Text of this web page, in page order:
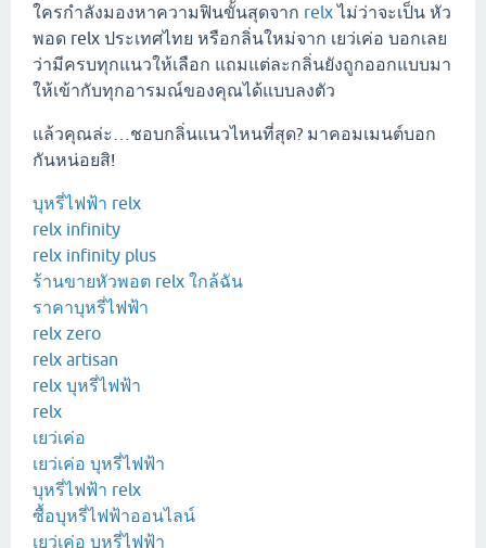
ใครกำลังมองหาความฟินขั้นสุดจาก relxไม่ว่าจะเป็น หัว
พอด relx ประเทศไทย หรือกลิ่นใหม่จาก เยว่เค่อ บอกเลย
ว่ามีครบทุกแนวให้เลือก แถมแต่ละกลิ่นยังถูกออกแบบมา
ให้เข้ากับทุกอารมณ์ของคุณได้แบบลงตัว
แล้วคุณล่ะ…ชอบกลิ่นแนวไหนที่สุด? มาคอมเมนต์บอก
กันหน่อยสิ!
บุหรี่ไฟฟ้า relx
relx infinity
relx infinity plus
ร้านขายหัวพอต relx ใกล้ฉัน
ราคาบุหรี่ไฟฟ้า
relx zero
relx artisan
relx บุหรี่ไฟฟ้า
relx
เยว่เค่อ
เยว่เค่อ บุหรี่ไฟฟ้า
บุหรี่ไฟฟ้า relx
ซื้อบุหรี่ไฟฟ้าออนไลน์
เยว่เค่อ บุหรี่ไฟฟ้า